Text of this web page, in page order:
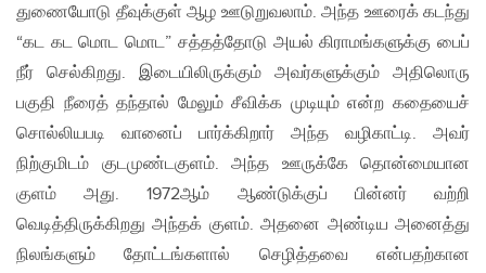
துணையோடு தீவுக்குள் ஆழ ஊடுறுவலாம். அந்த ஊரைக் கடந்து
“கட கட மொட மொட” சத்தத்தோடு அயல் கிராமங்களுக்கு பைப்
நீர் செல்கிறது. இடையிலிருக்கும் அவர்களுக்கும் அதிலொரு
பகுதி நீரைத் தந்தால் மேலும் சீவிக்க முடியும் என்ற கதையைச்
சொல்லியபடி வானைப் பார்க்கிறார் அந்த வழிகாட்டி. அவர்
நிற்குமிடம் குடமுண்டகுளம். அந்த ஊருக்கே தொன்மையான
குளம் அது. 1972ஆம் ஆண்டுக்குப் பின்னர் வற்றி
வெடித்திருக்கிறது அந்தக் குளம். அதனை அண்டிய அனைத்து
நிலங்களும் தோட்டங்களால் செழித்தவை என்பதற்கான